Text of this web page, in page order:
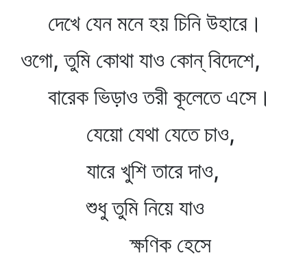
দেখে যেন মনে হয় চিনি উহারে।
ওগো, তুমি কোথা যাও কোন্‌ বিদেশে,
বারেক ভিড়াও তরী কূলেতে এসে।
যেয়ো যেথা যেতে চাও,
যারে খুশি তারে দাও,
শুধু তুমি নিয়ে যাও
ক্ষণিক হেসে